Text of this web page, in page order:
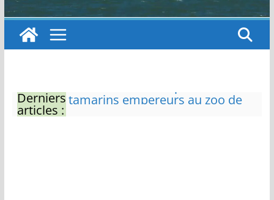
Derniers
articles :
Eau potable : Le préfet de